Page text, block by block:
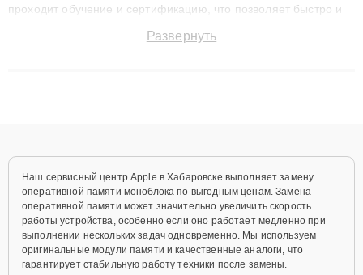
проходит обучение и сертификацию, что позволяет быстро и
сохранением гарантии до 3 лет. Наши мастера решают
Развернуть
Наш сервисный центр Apple в Хабаровске выполняет замену
оперативной памяти моноблока по выгодным ценам. Замена
оперативной памяти может значительно увеличить скорость
работы устройства, особенно если оно работает медленно при
выполнении нескольких задач одновременно. Мы используем
оригинальные модули памяти и качественные аналоги, что
гарантирует стабильную работу техники после замены.